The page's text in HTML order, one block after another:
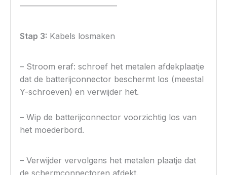
————————————
Stap 3: Kabels losmaken
– Stroom eraf: schroef het metalen afdekplaatje
dat de batterijconnector beschermt los (meestal
Y-schroeven) en verwijder het.
– Wip de batterijconnector voorzichtig los van
het moederbord.
– Verwijder vervolgens het metalen plaatje dat